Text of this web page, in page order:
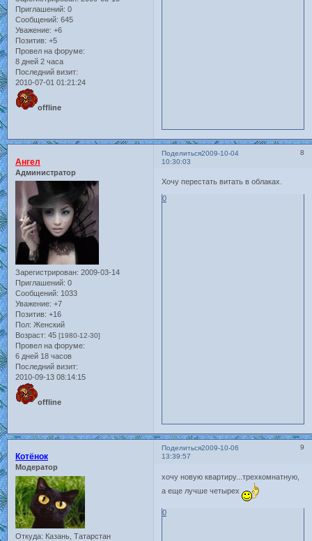
Приглашений: 0
Сообщений: 645
Уважение: +6
Позитив: +5
Провел на форуме:
8 дней 2 часа
Последний визит:
2010-07-01 01:21:24
offline
Поделиться 8
2009-10-04
10:30:03
Ангел
Администратор
Зарегистрирован: 2009-03-14
Приглашений: 0
Сообщений: 1033
Уважение: +7
Позитив: +16
Пол: Женский
Возраст: 45 [1980-12-30]
Провел на форуме:
6 дней 18 часов
Последний визит:
2010-09-13 08:14:15
offline
Хочу перестать витать в облаках.
0
Поделиться 9
2009-10-06
13:39:57
Котёнок
Модератор
Откуда: Казань, Татарстан
хочу новую квартиру...трехкомнатную,
а еще лучше четырех
0